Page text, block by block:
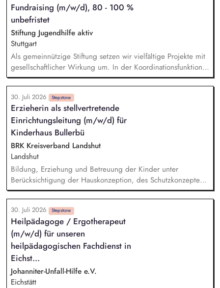
theoretische Inhalte rund um die Nahrungszubereitung – von
Hygiene bis Menüplanung, von Schneidetechniken bis zur
sensorischen Schulung. Sie fördern gezielt individuelle
Fähigkeiten und stärken Selbstvertrauen, Ausdauer und
Freude am Tun.
Fundraising (m/w/d), 80 - 100 %
unbefristet
Stiftung Jugendhilfe aktiv
Stuttgart
Als gemeinnützige Stiftung setzen wir vielfältige Projekte mit
gesellschaftlicher Wirkung um. In der Koordinationsfunktion
stellst du die Beschaffung von Drittmitteln sicher, sorgst für
die zweckgerechte Verwendung und ermöglichst, dass
Spenden und Fördermittel wirkungsvoll eingesetzt werden. -
Marktsondierung bestehender und geeigneter neuer
Fördermittel - Begleitung unserer Pädagogik bei
Förderanträgen - Sicherstellen von Mittelbeantragung,
Mittelabruf und -verwendung inkl. Dokumentation -
Koordination, Verwaltung, zweckgerechte Zuordnung sowie
Nachweisführung von Spendengeldern - Buchhalterische
Unterstützung u.a. bei Führung und Kontrolle von
Gruppengeldkonten
30. Juli 2026 Stepstone
Erzieherin als stellvertretende
Einrichtungsleitung (m/w/d) für
Kinderhaus Bullerbü
BRK Kreisverband Landshut
Landshut
Bildung, Erziehung und Betreuung der Kinder unter
Berücksichtigung der Hauskonzeption, des Schutzkonzeptes,
des BayKiBiG und des BEP Sicherstellung der pädagogischen
Arbeit in Zusammenarbeit mit der Leitung Entlastung der
Leitung durch die verantwortungsvolle Übernahme der ihr
übertragenen Aufgabengebiete Vertretung der Leitung
während ihrer Abwesenheit in allen Aufgabenbereichen
Mitarbeiterführung und Entwicklung Regelung von
Personalangelegenheiten, inkl. Personaleinsatz, Teambildung
und Einarbeitung neuer Mitarbeiter Elternarbeit und
Zusammenarbeit mit dem Elternbeirat
30. Juli 2026 Stepstone
Heilpädagoge / Ergotherapeut
(m/w/d) für unseren
heilpädagogischen Fachdienst in
Eichst...
Johanniter-Unfall-Hilfe e.V.
Eichstätt